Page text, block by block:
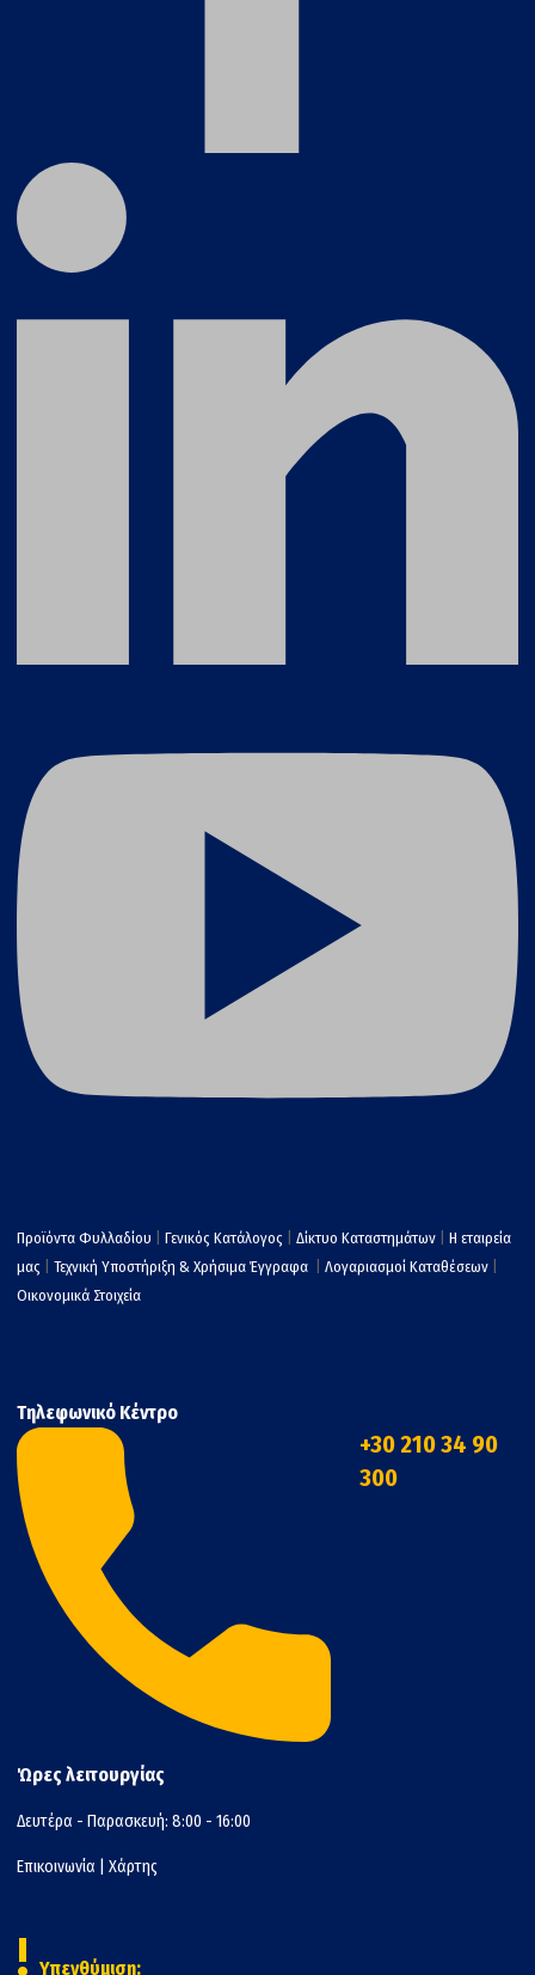
Προϊόντα Φυλλαδίου Γενικός Κατάλογος Δίκτυο Καταστημάτων
Η εταιρεία
μας
Τεχνική Υποστήριξη & Χρήσιμα Έγγραφα Λογαριασμοί Καταθέσεων
Οικονομικά Στοιχεία
Τηλεφωνικό Κέντρο
+30 210 34 90
300
Ώρες λειτουργίας
Δευτέρα - Παρασκευή: 8:00 - 16:00
Επικοινωνία Χάρτης
! Υπενθύμιση: